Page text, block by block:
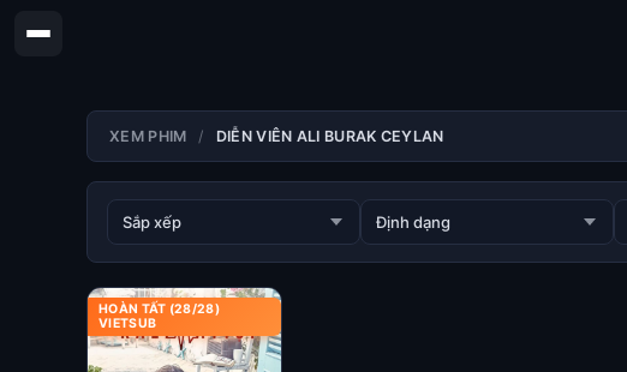
XEM PHIM DIỄN VIÊN ALI BURAK CEYLAN
HOÀN TẤT (28/28)
VIETSUB